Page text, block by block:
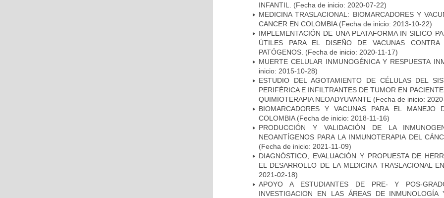
INFANTIL.
(Fecha de inicio: 2020-07-22)
MEDICINA TRASLACIONAL: BIOMARCADORES Y
CANCER EN COLOMBIA(Fecha de inicio: 2013-10-22)
IMPLEMENTACIÓN DE UNA PLATAFORMA IN SILICO
ÚTILES PARA EL DISEÑO DE VACUNAS
PATÓGENOS. (Fecha de inicio: 2020-11-17)
MUERTE CELULAR INMUNOGÉNICA Y RESPUESTA
inicio: 2015-10-28)
ESTUDIO DEL AGOTAMIENTO DE CÉLULAS DEL
PERIFÉRICA E INFILTRANTES DE TUMOR EN
QUIMIOTERAPIA NEOADYUVANTE (Fecha de inicio:
BIOMARCADORES Y VACUNAS PARA EL MANEJO
COLOMBIA(Fecha de inicio: 2018-11-16)
PRODUCCIÓN Y VALIDACIÓN DE LA
NEOANTÍGENOS PARA LA INMUNOTERAPIA DEL
(Fecha de inicio: 2021-11-09)
DIAGNÓSTICO, EVALUACIÓN Y PROPUESTA DE
EL DESARROLLO DE LA MEDICINA TRASLACIONAL
2021-02-18)
APOYO A ESTUDIANTES DE PRE- Y POS-
INVESTIGACION EN LAS ÁREAS DE INMUNOLOGÍA